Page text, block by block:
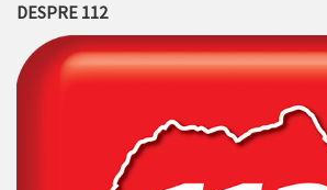
DESPRE 112